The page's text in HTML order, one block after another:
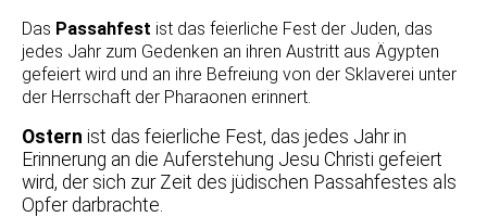
Das Passahfest ist das feierliche Fest der Juden, das
jedes Jahr zum Gedenken an ihren Austritt aus Ägypten
gefeiert wird und an ihre Befreiung von der Sklaverei unter
der Herrschaft der Pharaonen erinnert.
Ostern ist das feierliche Fest, das jedes Jahr in
Erinnerung an die Auferstehung Jesu Christi gefeiert
wird, der sich zur Zeit des jüdischen Passahfestes als
Opfer darbrachte.